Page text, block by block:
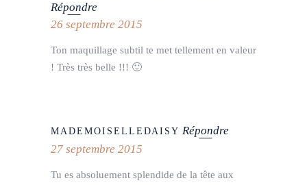
Répondre
26 septembre 2015
Ton maquillage subtil te met tellement en valeur
! Très très belle !!! 🙂
MADEMOISELLEDAISY Répondre
27 septembre 2015
Tu es absoluement splendide de la tête aux